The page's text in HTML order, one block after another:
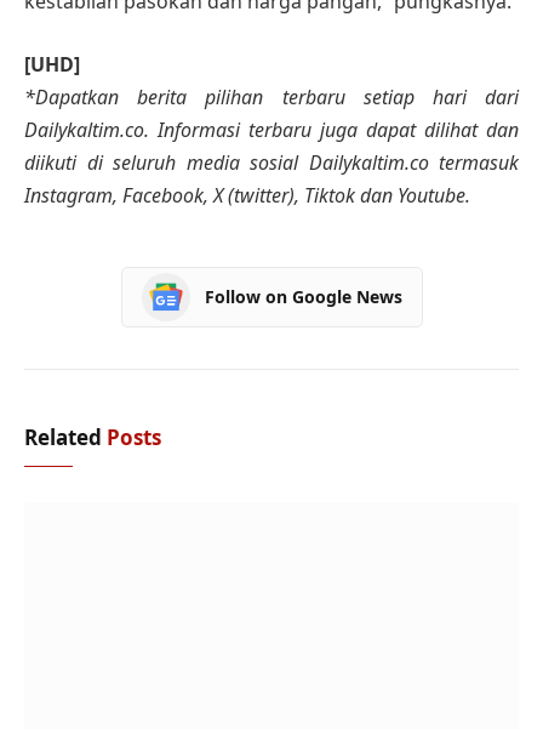
[UHD]
*Dapatkan berita pilihan terbaru setiap hari dari
Dailykaltim.co. Informasi terbaru juga dapat dilihat dan
diikuti di seluruh media sosial Dailykaltim.co termasuk
Instagram, Facebook, X (twitter), Tiktok dan Youtube.
Follow on Google News
Related Posts